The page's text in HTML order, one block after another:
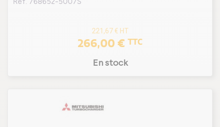
221,67 € HT
266,00 € TTC
En stock